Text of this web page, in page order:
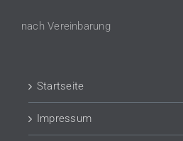
nach Vereinbarung
Startseite
Impressum